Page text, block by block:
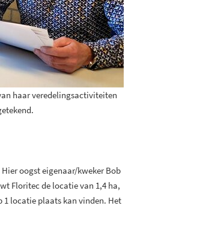
haar veredelingsactiviteiten
oogst eigenaar/kweker Bob
Floritec de locatie van 1,4 ha,
locatie plaats kan vinden. Het